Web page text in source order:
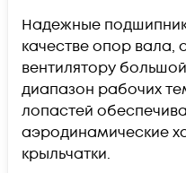
Надежные
качестве опор вала,
вентилятору
диапазон рабочих
лопастей
аэродинамические
крыльчатки.